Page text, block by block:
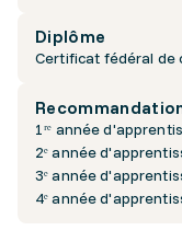
Diplôme
Certificat fédéral de
1ʳᵉ année
2ᵉ année
3ᵉ année
4ᵉ année